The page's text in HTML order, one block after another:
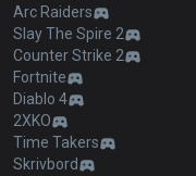
Arc Raiders
Slay The Spire 2
Counter Strike 2
Fortnite
Diablo 4
2XKO
Time Takers
Skrivbord